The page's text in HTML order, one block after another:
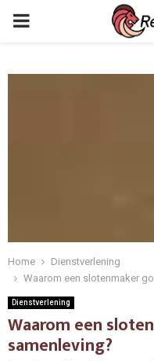
PRIMARY
Home
Dienstverlening
Waarom een slotenmaker
Dienstverlening
Waarom een
samenleving?